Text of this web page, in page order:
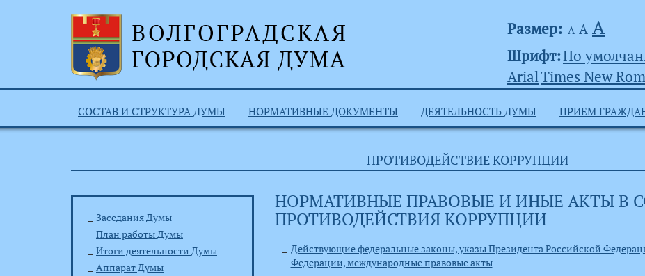
Размер: А А А
Шрифт:По
ArialTimes New
СОСТАВ И СТРУКТУРА ДУМЫ НОРМАТИВНЫЕ ДОКУМЕНТЫ ДЕЯТЕЛЬНОСТЬ ДУМЫ ПРИЕМ
ПРОТИВОДЕЙСТВИЕ КОРРУПЦИИ
Заседания Думы
План работы Думы
Итоги деятельности Думы
Аппарат Думы
НОРМАТИВНЫЕ ПРАВОВЫЕ И ИНЫЕ АКТЫ В
ПРОТИВОДЕЙСТВИЯ КОРРУПЦИИ
Действующие федеральные законы, указы Президента Российской
Федерации, международные правовые акты